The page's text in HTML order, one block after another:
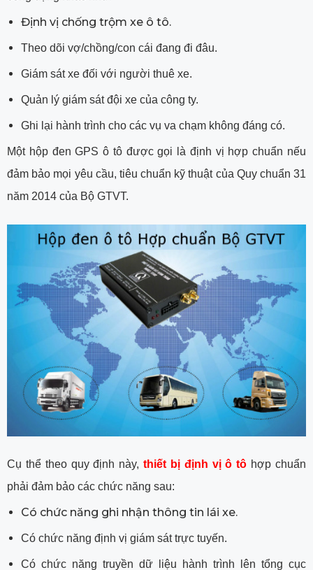
Định vị chống trộm xe ô tô.
Theo dõi vợ/chồng/con cái đang đi đâu.
Giám sát xe đối với người thuê xe.
Quản lý giám sát đội xe của công ty.
Ghi lại hành trình cho các vụ va chạm không đáng có.
Một hộp đen GPS ô tô được gọi là định vị hợp chuẩn nếu
đảm bảo mọi yêu cầu, tiêu chuẩn kỹ thuật của Quy chuẩn 31
năm 2014 của Bộ GTVT.
Cụ thể theo quy định này,thiết bị định vị ô tô hợp chuẩn
phải đảm bảo các chức năng sau:
Có chức năng ghi nhận thông tin lái xe.
Có chức năng định vị giám sát trực tuyến.
Có chức năng truyền dữ liệu hành trình lên tổng cục